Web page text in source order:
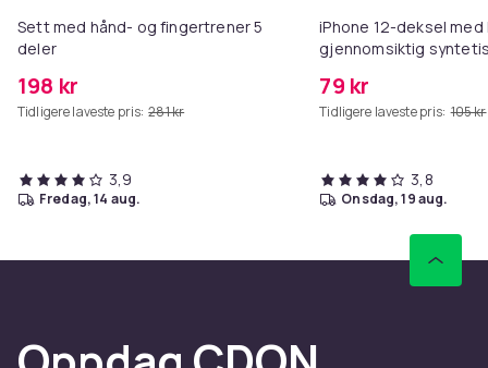
Sett med hånd- og fingertrener 5
deler
198 kr
Tidligere laveste pris: 281 kr
3,9
fredag, 14 aug.
iPhone 12-deksel
gjennomsiktig
79 kr
Tidligere laveste pris: 105 kr
3,8
onsdag, 19 aug.